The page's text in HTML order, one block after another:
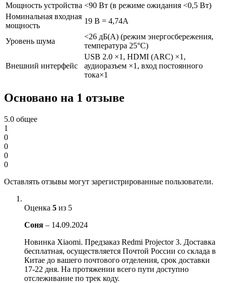
Мощность устройства <90 Вт (в режиме ожидания <0,5 Вт)
Номинальная входная
мощность
19 В = 4,74А
Уровень шума
<26 дБ(A) (режим энергосбережения,
температура 25°C)
Внешний интерфейс
USB 2.0 ×1, HDMI (ARC) ×1,
аудиоразъем ×1, вход постоянного
тока×1
Основано на 1 отзыве
5.0 общее
1
0
0
0
0
Оставлять отзывы могут зарегистрированные пользователи.
Оценка 5 из 5
Соня – 14.09.2024
Новинка Xiaomi. Предзаказ Redmi Projector 3. Доставка
бесплатная, осуществляется Почтой России со склада в
Китае до вашего почтового отделения, срок доставки
17-22 дня. На протяжении всего пути доступно
отслеживание по трек коду.